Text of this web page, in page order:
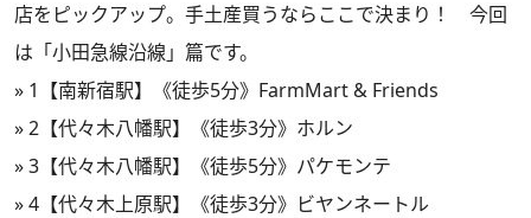
店をピックアップ。手土産買うならここで決まり！ 今回
は「小田急線沿線」篇です。
» 1【南新宿駅】《徒歩5分》FarmMart & Friends
»2【代々木八幡駅】《徒歩3分》ホルン
»3【代々木八幡駅】《徒歩5分》パケモンテ
»4【代々木上原駅】《徒歩3分》ビヤンネートル